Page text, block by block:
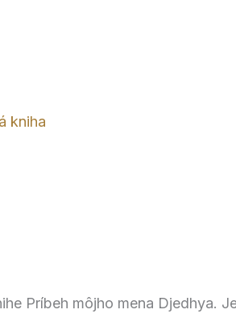
kniha
Príbeh môjho mena Djedhya.